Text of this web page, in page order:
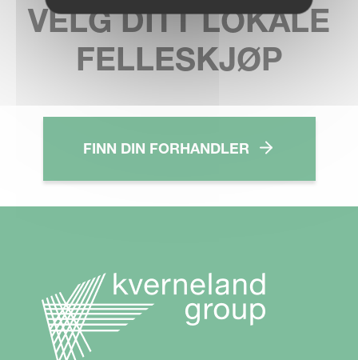
VELG DITT LOKALE
FELLESKJØP
FINN DIN FORHANDLER